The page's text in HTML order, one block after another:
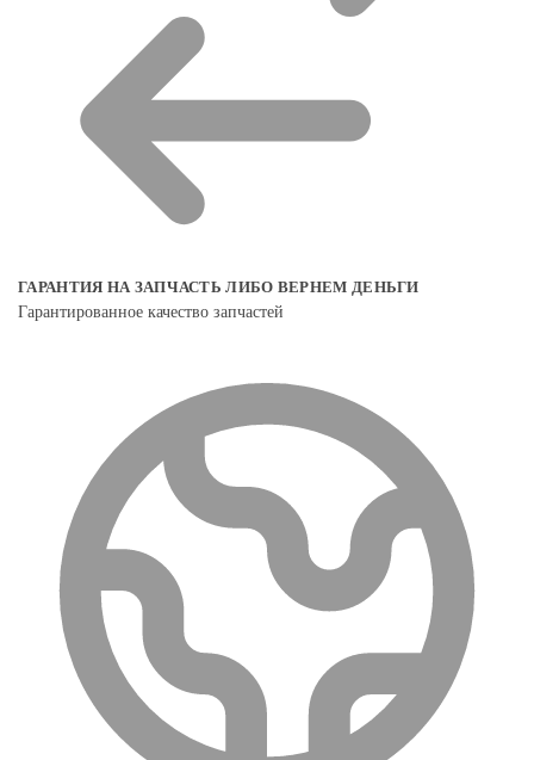
ГАРАНТИЯ НА ЗАПЧАСТЬ ЛИБО ВЕРНЕМ ДЕНЬГИ
Гарантированное качество запчастей